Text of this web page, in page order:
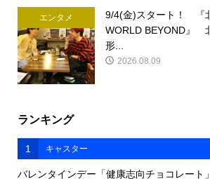
エンタメ
9/4(金)スタート！ 『
WORLD BEYOND』
形...
2026.08.09
ランキング
1 キャスター
バレンタインデー「健康志向チョコレート